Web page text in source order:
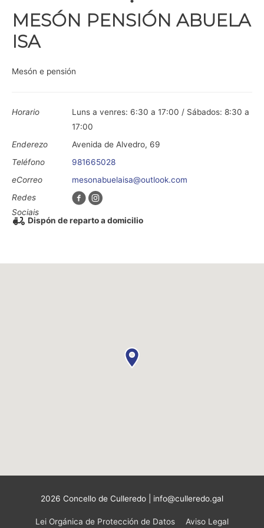
MESÓN PENSIÓN ABUELA
ISA
Mesón e pensión
Horario
Luns a venres: 6:30 a 17:00 / Sábados: 8:30 a
17:00
Enderezo
Avenida de Alvedro, 69
Teléfono
981665028
eCorreo
mesonabuelaisa@outlook.com
Redes
Sociais
Dispón de reparto a domicilio
2026 Concello de Culleredo | info@culleredo.gal
Lei Orgánica de Protección de Datos Aviso Legal